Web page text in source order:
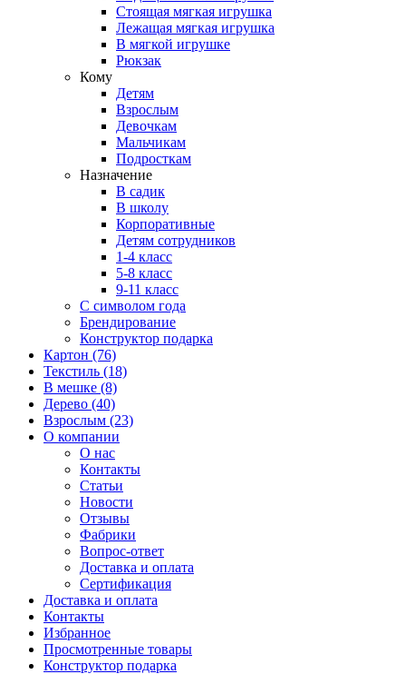
Стоящая мягкая игрушка
Лежащая мягкая игрушка
В мягкой игрушке
Рюкзак
Кому
Детям
Взрослым
Девочкам
Мальчикам
Подросткам
Назначение
В садик
В школу
Корпоративные
Детям сотрудников
1-4 класс
5-8 класс
9-11 класс
С символом года
Брендирование
Конструктор подарка
Картон (76)
Текстиль (18)
В мешке (8)
Дерево (40)
Взрослым (23)
О компании
О нас
Контакты
Статьи
Новости
Отзывы
Фабрики
Вопрос-ответ
Доставка и оплата
Сертификация
Доставка и оплата
Контакты
Избранное
Просмотренные товары
Конструктор подарка